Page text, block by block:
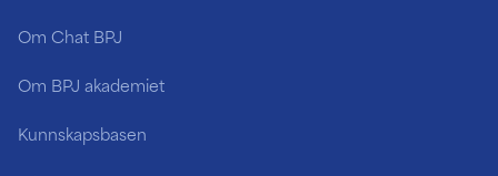
Om Chat BPJ
Om BPJ akademiet
Kunnskapsbasen